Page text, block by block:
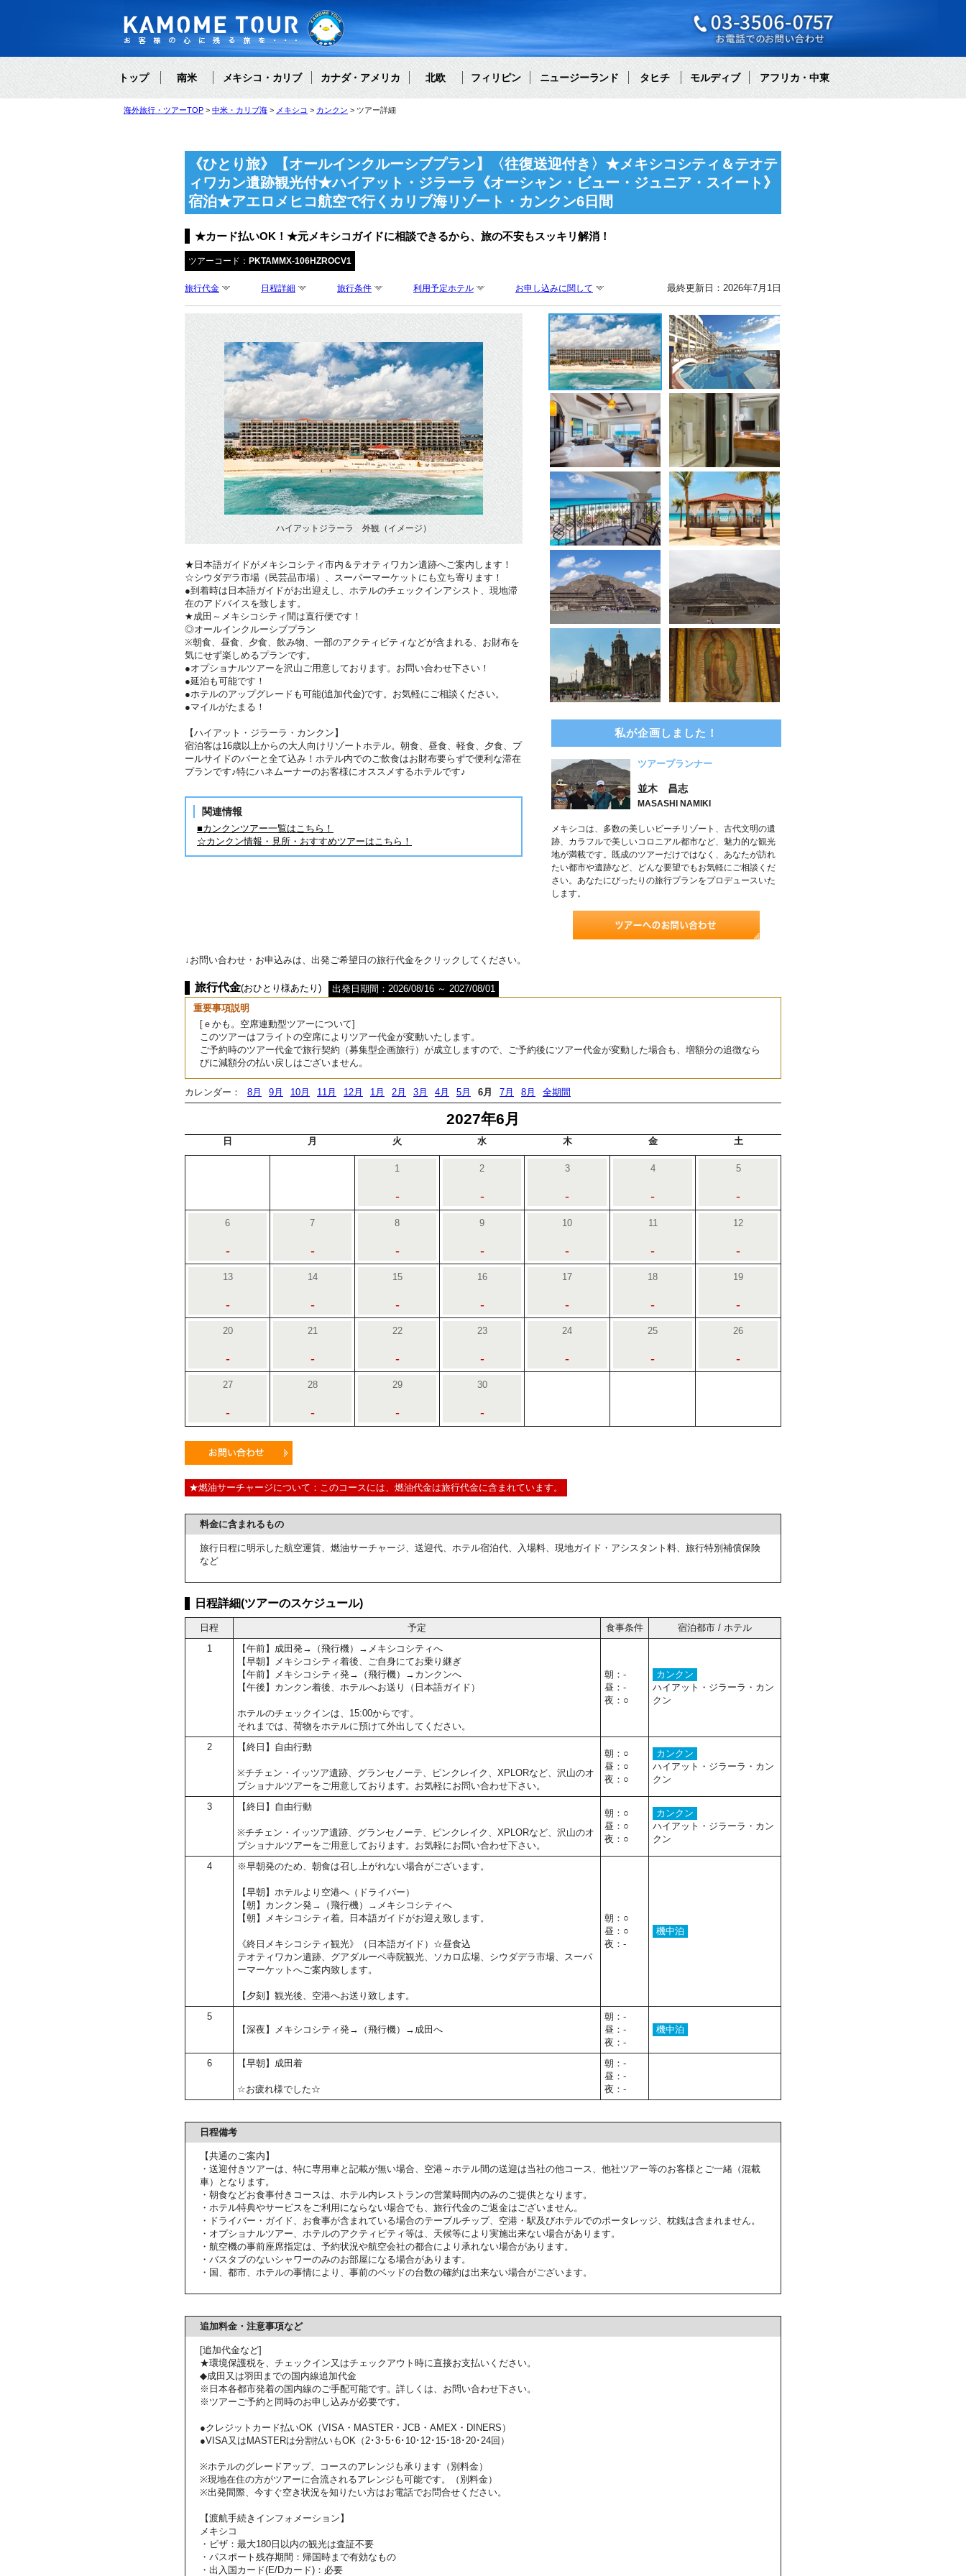
トップ 南米 メキシコ・カリブ カナダ・アメリカ 北欧 フィリピン ニュージーランド タヒチ モルディブ アフリカ・中東
海外旅行・ツアーTOP 中米・カリブ海 メキシコ カンクン ツアー詳細
《ひとり旅》【オールインクルーシブプラン】〈往復送迎付き〉★メキシコシティ＆テオテ
ィワカン遺跡観光付★ハイアット・ジラーラ《オーシャン・ビュー・ジュニア・スイート》
宿泊★アエロメヒコ航空で行くカリブ海リゾート・カンクン6日間
★カード払いOK！★元メキシコガイドに相談できるから、旅の不安もスッキリ解消！
ツアーコード： PKTAMMX-106HZROCV1
旅行代金 日程詳細 旅行条件 利用予定ホテル お申し込みに関して 最終更新日：2026年7月1日
ハイアットジラーラ 外観（イメージ）
★日本語ガイドがメキシコシティ市内＆テオティワカン遺跡へご案内します！
☆シウダデラ市場（民芸品市場）、スーパーマーケットにも立ち寄ります！
●到着時は日本語ガイドがお出迎えし、ホテルのチェックインアシスト、現地滞
在のアドバイスを致します。
★成田～メキシコシティ間は直行便です！
◎オールインクルーシブプラン
※朝食、昼食、夕食、飲み物、一部のアクティビティなどが含まれる、お財布を
気にせず楽しめるプランです。
●オプショナルツアーを沢山ご用意しております。お問い合わせ下さい！
●延泊も可能です！
●ホテルのアップグレードも可能(追加代金)です。お気軽にご相談ください。
●マイルがたまる！
【ハイアット・ジラーラ・カンクン】
宿泊客は16歳以上からの大人向けリゾートホテル。朝食、昼食、軽食、夕食、プ
ールサイドのバーと全て込み！ホテル内でのご飲食はお財布要らずで便利な滞在
プランです♪特にハネムーナーのお客様にオススメするホテルです♪
関連情報
■カンクンツアー一覧はこちら！
☆カンクン情報・見所・おすすめツアーはこちら！
私が企画しました！
ツアープランナー
並木 昌志
MASASHI NAMIKI
メキシコは、多数の美しいビーチリゾート、古代文明の遺
跡、カラフルで美しいコロニアル都市など、魅力的な観光
地が満載です。既成のツアーだけではなく、あなたが訪れ
たい都市や遺跡など、どんな要望でもお気軽にご相談くだ
さい。あなたにぴったりの旅行プランをプロデュースいた
します。
↓お問い合わせ・お申込みは、出発ご希望日の旅行代金をクリックしてください。
旅行代金(おひとり様あたり)
出発日期間：2026/08/16 ～ 2027/08/01
重要事項説明
[ｅかも。空席連動型ツアーについて]
このツアーはフライトの空席によりツアー代金が変動いたします。
ご予約時のツアー代金で旅行契約（募集型企画旅行）が成立しますので、ご予約後にツアー代金が変動した場合も、増額分の追徴なら
びに減額分の払い戻しはございません。
カレンダー： 8月 9月 10月 11月 12月 1月 2月 3月 4月 5月 6月 7月 8月 全期間
2027年6月
日 月 火 水 木 金 土
1
-
2
-
3
-
4
-
5
-
6
-
7
-
8
-
9
-
10
-
11
-
12
-
13
-
14
-
15
-
16
-
17
-
18
-
19
-
20
-
21
-
22
-
23
-
24
-
25
-
26
-
27
-
28
-
29
-
30
-
★燃油サーチャージについて：このコースには、燃油代金は旅行代金に含まれています。
料金に含まれるもの
旅行日程に明示した航空運賃、燃油サーチャージ、送迎代、ホテル宿泊代、入場料、現地ガイド・アシスタント料、旅行特別補償保険
など
日程詳細(ツアーのスケジュール)
日程 予定 食事条件
宿泊都市 / ホテル
1
【午前】成田発→（飛行機）→メキシコシティへ
【早朝】メキシコシティ着後、ご自身にてお乗り継ぎ
【午前】メキシコシティ発→（飛行機）→カンクンへ
【午後】カンクン着後、ホテルへお送り（日本語ガイド）
ホテルのチェックインは、15:00からです。
それまでは、荷物をホテルに預けて外出してください。
朝：-
昼：-
夜：○
カンクン
ハイアット・ジラーラ・カン
クン
2 【終日】自由行動
※チチェン・イッツア遺跡、グランセノーテ、ピンクレイク、XPLORなど、沢山のオ
プショナルツアーをご用意しております。お気軽にお問い合わせ下さい。
朝：○
昼：○
夜：○
カンクン
ハイアット・ジラーラ・カン
クン
3 【終日】自由行動
※チチェン・イッツア遺跡、グランセノーテ、ピンクレイク、XPLORなど、沢山のオ
プショナルツアーをご用意しております。お気軽にお問い合わせ下さい。
朝：○
昼：○
夜：○
カンクン
ハイアット・ジラーラ・カン
クン
4 ※早朝発のため、朝食は召し上がれない場合がございます。
【早朝】ホテルより空港へ（ドライバー）
【朝】カンクン発→（飛行機）→メキシコシティへ
【朝】メキシコシティ着。日本語ガイドがお迎え致します。
《終日メキシコシティ観光》（日本語ガイド）☆昼食込
テオティワカン遺跡、グアダルーペ寺院観光、ソカロ広場、シウダデラ市場、スーパ
ーマーケットへご案内致します。
【夕刻】観光後、空港へお送り致します。
朝：○
昼：○
夜：-
機中泊
5
【深夜】メキシコシティ発→（飛行機）→成田へ
朝：-
昼：-
夜：-
機中泊
6 【早朝】成田着
☆お疲れ様でした☆
朝：-
昼：-
夜：-
日程備考
【共通のご案内】
・送迎付きツアーは、特に専用車と記載が無い場合、空港～ホテル間の送迎は当社の他コース、他社ツアー等のお客様とご一緒（混載
車）となります。
・朝食などお食事付きコースは、ホテル内レストランの営業時間内のみのご提供となります。
・ホテル特典やサービスをご利用にならない場合でも、旅行代金のご返金はございません。
・ドライバー・ガイド、お食事が含まれている場合のテーブルチップ、空港・駅及びホテルでのポータレッジ、枕銭は含まれません。
・オプショナルツアー、ホテルのアクティビティ等は、天候等により実施出来ない場合があります。
・航空機の事前座席指定は、予約状況や航空会社の都合により承れない場合があります。
・バスタブのないシャワーのみのお部屋になる場合があります。
・国、都市、ホテルの事情により、事前のベッドの台数の確約は出来ない場合がございます。
追加料金・注意事項など
[追加代金など]
★環境保護税を、チェックイン又はチェックアウト時に直接お支払いください。
◆成田又は羽田までの国内線追加代金
※日本各都市発着の国内線のご手配可能です。詳しくは、お問い合わせ下さい。
※ツアーご予約と同時のお申し込みが必要です。
●クレジットカード払いOK（VISA・MASTER・JCB・AMEX・DINERS）
●VISA又はMASTERは分割払いもOK（2･3･5･6･10･12･15･18･20･24回）
※ホテルのグレードアップ、コースのアレンジも承ります（別料金）
※現地在住の方がツアーに合流されるアレンジも可能です。（別料金）
※出発間際、今すぐ空き状況を知りたい方はお電話でお問合せください。
【渡航手続きインフォメーション】
メキシコ
・ビザ：最大180日以内の観光は査証不要
・パスポート残存期間：帰国時まで有効なもの
・出入国カード(E/Dカード)：必要